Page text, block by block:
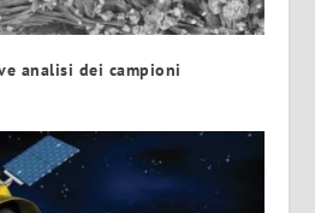
analisi dei campioni